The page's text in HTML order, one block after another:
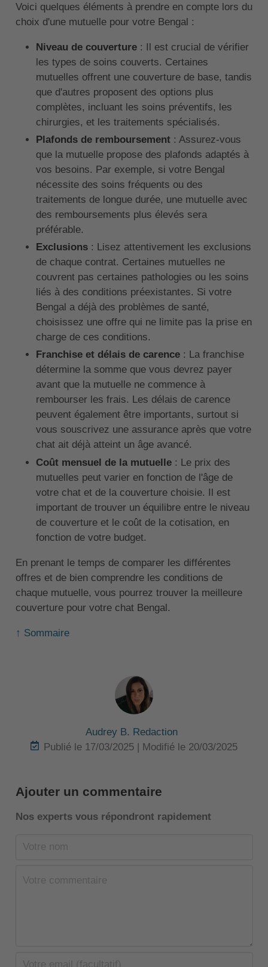
Voici quelques éléments à prendre en compte lors du
choix d'une mutuelle pour votre Bengal :
Niveau de couverture: Il est crucial de vérifier
les types de soins couverts. Certaines
mutuelles offrent une couverture de base, tandis
que d'autres proposent des options plus
complètes, incluant les soins préventifs, les
chirurgies, et les traitements spécialisés.
Plafonds de remboursement: Assurez-vous
que la mutuelle propose des plafonds adaptés à
vos besoins. Par exemple, si votre Bengal
nécessite des soins fréquents ou des
traitements de longue durée, une mutuelle avec
des remboursements plus élevés sera
préférable.
Exclusions: Lisez attentivement les exclusions
de chaque contrat. Certaines mutuelles ne
couvrent pas certaines pathologies ou les soins
liés à des conditions préexistantes. Si votre
Bengal a déjà des problèmes de santé,
choisissez une offre qui ne limite pas la prise en
charge de ces conditions.
Franchise et délais de carence: La franchise
détermine la somme que vous devrez payer
avant que la mutuelle ne commence à
rembourser les frais. Les délais de carence
peuvent également être importants, surtout si
vous souscrivez une assurance après que votre
chat ait déjà atteint un âge avancé.
Coût mensuel de la mutuelle: Le prix des
mutuelles peut varier en fonction de l'âge de
votre chat et de la couverture choisie. Il est
important de trouver un équilibre entre le niveau
de couverture et le coût de la cotisation, en
fonction de votre budget.
En prenant le temps de comparer les différentes
offres et de bien comprendre les conditions de
chaque mutuelle, vous pourrez trouver la meilleure
couverture pour votre chat Bengal.
↑ Sommaire
Audrey B. Redaction
Publié le 17/03/2025 | Modifié le 20/03/2025
Ajouter un commentaire
Nos experts vous répondront rapidement